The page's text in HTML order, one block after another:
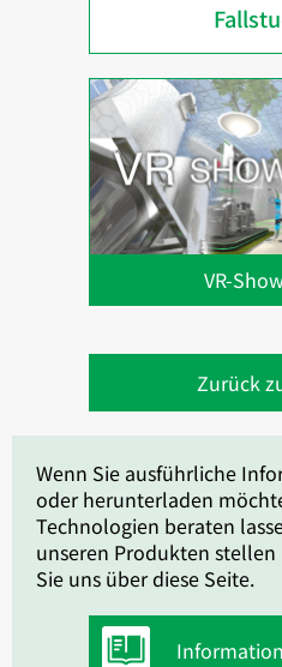
VR-
Zurück
Wenn Sie ausführliche
oder herunterladen
Technologien beraten
unseren Produkten
Sie uns über diese Seite.